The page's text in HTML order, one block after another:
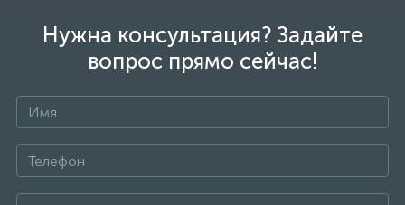
Нужна консультация? Задайте
вопрос прямо сейчас!